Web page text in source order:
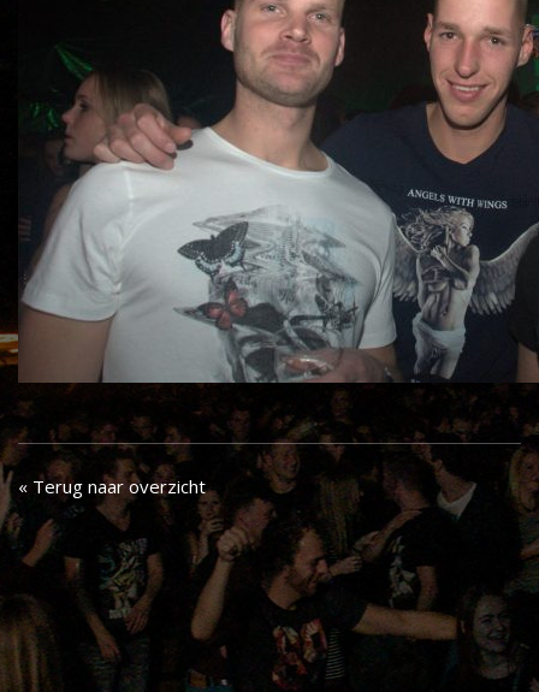
« Terug naar overzicht